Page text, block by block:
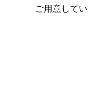
ご用意して